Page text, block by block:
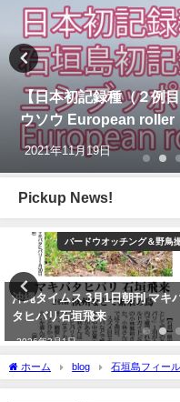
シブッポ
再放送の
～ NHK
2023年5月
Pickup News!
＆野鳥撮影
マキバ
BIRDER 2025年1
壮 日本のワシ「表
シの記事を担当し
ホーム blog 石垣島フィー
ソリ、リュウキュウサワマツムシ 、